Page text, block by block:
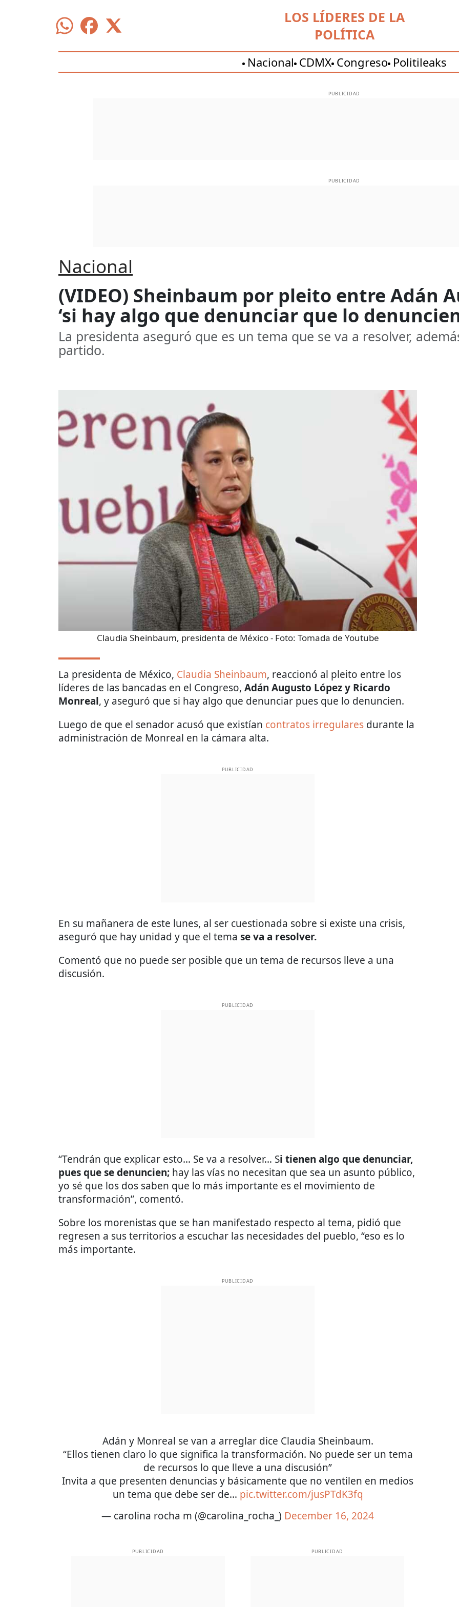
LOS LÍDERES DE LA
POLÍTICA
Nacional CDMX Congreso Politileaks
PUBLICIDAD
PUBLICIDAD
Nacional
(VIDEO) Sheinbaum por pleito entre Adán
‘si hay algo que denunciar que lo
La presidenta aseguró que es un tema que se va a resolver,
partido.
Claudia Sheinbaum, presidenta de México- Foto: Tomada de Youtube
La presidenta de México, Claudia Sheinbaum, reaccionó al pleito entre los
líderes de las bancadas en el Congreso, Adán Augusto López y Ricardo
Monreal, y aseguró que si hay algo que denunciar pues que lo denuncien.
Luego de que el senador acusó que existían contratos irregulares durante la
administración de Monreal en la cámara alta.
PUBLICIDAD
En su mañanera de este lunes, al ser cuestionada sobre si existe una crisis,
aseguró que hay unidad y que el tema se va a resolver.
Comentó que no puede ser posible que un tema de recursos lleve a una
discusión.
PUBLICIDAD
“Tendrán que explicar esto… Se va a resolver… Si tienen algo que denunciar,
pues que se denuncien; hay las vías no necesitan que sea un asunto público,
yo sé que los dos saben que lo más importante es el movimiento de
transformación”, comentó.
Sobre los morenistas que se han manifestado respecto al tema, pidió que
regresen a sus territorios a escuchar las necesidades del pueblo, “eso es lo
más importante.
PUBLICIDAD
Adán y Monreal se van a arreglar dice Claudia Sheinbaum.
“Ellos tienen claro lo que significa la transformación. No puede ser un tema
de recursos lo que lleve a una discusión”
Invita a que presenten denuncias y básicamente que no ventilen en medios
un tema que debe ser de… pic.twitter.com/jusPTdK3fq
— carolina rocha m (@carolina_rocha_) December 16, 2024
PUBLICIDAD PUBLICIDAD